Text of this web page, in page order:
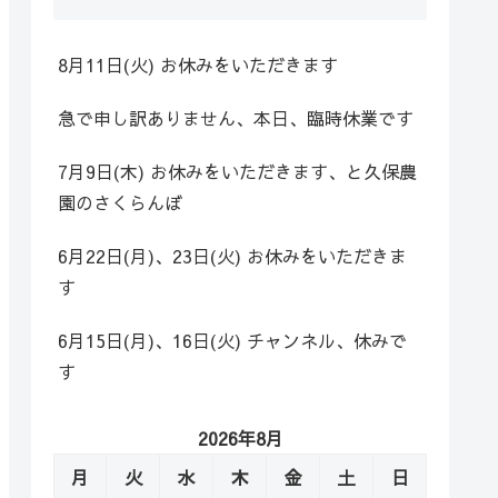
8月11日(火) お休みをいただきます
急で申し訳ありません、本日、臨時休業です
7月9日(木) お休みをいただきます、と久保農
園のさくらんぼ
6月22日(月)、23日(火) お休みをいただきま
す
6月15日(月)、16日(火) チャンネル、休みで
す
2026年8月
月
火 水 木 金 土 日